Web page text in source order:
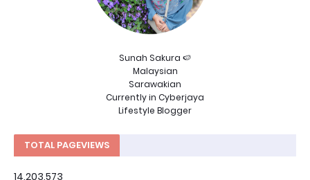
Sunah Sakura 🍉
Malaysian
Sarawakian
Currently in Cyberjaya
Lifestyle Blogger
TOTAL PAGEVIEWS
14,203,573